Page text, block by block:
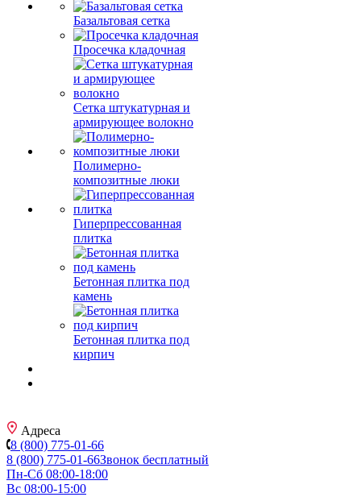
Базальтовая сетка
Просечка кладочная
Сетка штукатурная и
армирующее волокно
Полимерно-
композитные люки
Гиперпрессованная
плитка
Бетонная плитка под
камень
Бетонная плитка под
кирпич
Адреса
8 (800) 775-01-66
8 (800) 775-01-66Звонок бесплатный
Пн-Сб 08:00-18:00
Вс 08:00-15:00